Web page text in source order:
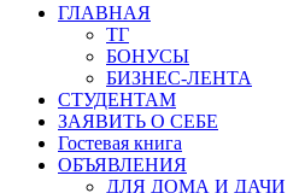
ГЛАВНАЯ
ТГ
БОНУСЫ
БИЗНЕС-ЛЕНТА
СТУДЕНТАМ
ЗАЯВИТЬ О СЕБЕ
Гостевая книга
ОБЪЯВЛЕНИЯ
ДЛЯ ДОМА И ДАЧИ